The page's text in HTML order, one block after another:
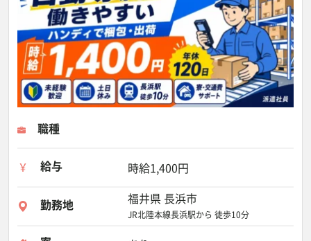
職種
給与 時給1,400円
勤務地 福井県 長浜市
JR北陸本線長浜駅から 徒歩10分